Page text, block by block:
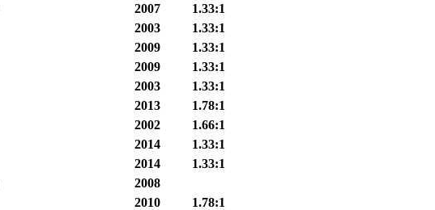
2007
1.33:1
2003
1.33:1
2009
1.33:1
2009
1.33:1
2003
1.33:1
2013
1.78:1
2002
1.66:1
2014
1.33:1
2014
1.33:1
2008
2010
1.78:1